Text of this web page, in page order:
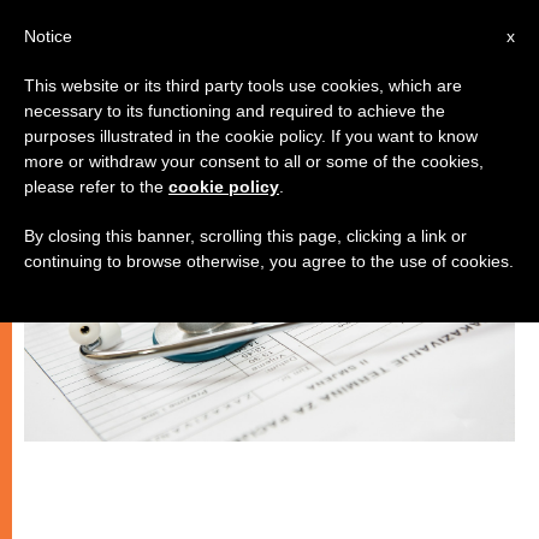
MATRIMONIO E FAMIGLIA
x
Notice
This website or its third party tools use cookies, which are
necessary to its functioning and required to achieve the
purposes illustrated in the cookie policy. If you want to know
more or withdraw your consent to all or some of the cookies,
please refer to the cookie policy
By closing this banner, scrolling this page, clicking a link or
continuing to browse otherwise, you agree to the use of cookies.